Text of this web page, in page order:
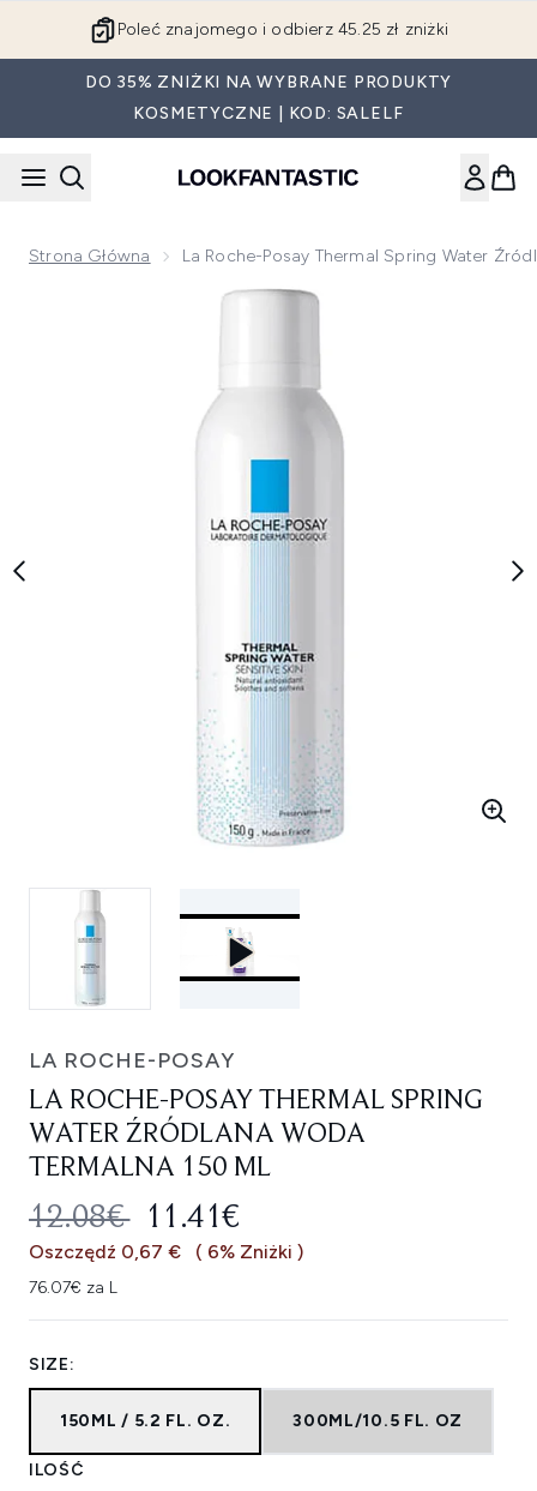
Poleć znajomego i odbierz 45.25 zł zniżki
DO 35% ZNIŻKI NA WYBRANE PRODUKTY
KOSMETYCZNE | KOD: SALELF
Strona Główna La Roche-Posay Thermal Spring Water
Now showing image 1 La Roche-Posay Thermal Spring
LA ROCHE-POSAY
LA ROCHE-POSAY THERMAL SPRING
WATER ŹRÓDLANA WODA
TERMALNA 150 ML
SUGEROWANA CENA
12.08€ AKTUALNA CENA:
11.41€
Oszczędź 0,67 € ( 6% Zniżki )
76.07€ za L
SIZE:
150ML / 5.2 FL. OZ. 300ML/10.5 FL. OZ
ILOŚĆ